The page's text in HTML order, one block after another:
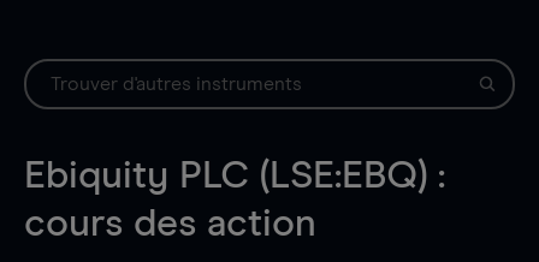
Ebiquity PLC (LSE:EBQ) :
cours des action